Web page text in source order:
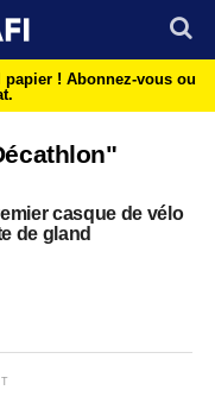
papier ! Abonnez-vous ou
casque de vélo
de gland